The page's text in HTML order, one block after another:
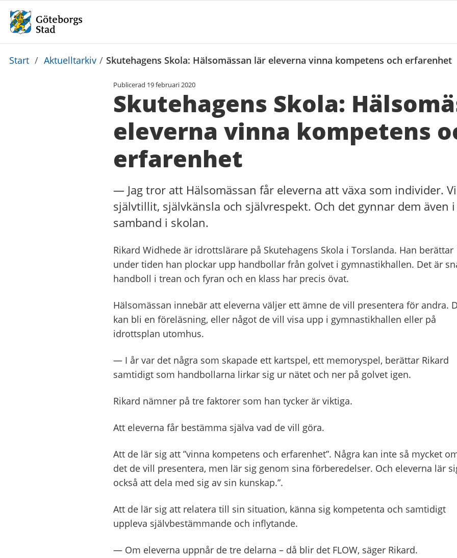
Du
Start / Aktuelltarkiv / Skutehagens Skola: Hälsomässan lär eleverna vinna kompetens och erfarenhet
Publicerad 19 februari 2020
Skutehagens Skola:
eleverna vinna kompetens
erfarenhet
— Jag tror att Hälsomässan får eleverna att växa som individer.
självtillit, självkänsla och självrespekt. Och det gynnar dem även
samband i skolan.
Rikard Widhede är idrottslärare på Skutehagens Skola i Torslanda. Han berättar
under tiden han plockar upp handbollar från golvet i gymnastikhallen. Det är
handboll i trean och fyran och en klass har precis övat.
Hälsomässan innebär att eleverna väljer ett ämne de vill presentera för andra.
kan bli en föreläsning, eller något de vill visa upp i gymnastikhallen eller på
idrottsplan utomhus.
— I år var det några som skapade ett kartspel, ett memoryspel, berättar Rikard
samtidigt som handbollarna lirkar sig ur nätet och ner på golvet igen.
Rikard nämner på tre faktorer som han tycker är viktiga.
Att eleverna får bestämma själva vad de vill göra.
Att de lär sig att ”vinna kompetens och erfarenhet”. Några kan inte så mycket
det de vill presentera, men lär sig genom sina förberedelser. Och eleverna lär
också att dela med sig av sin kunskap.”.
Att de lär sig att relatera till sin situation, känna sig kompetenta och samtidigt
uppleva självbestämmande och inflytande.
— Om eleverna uppnår de tre delarna – då blir det FLOW, säger Rikard.